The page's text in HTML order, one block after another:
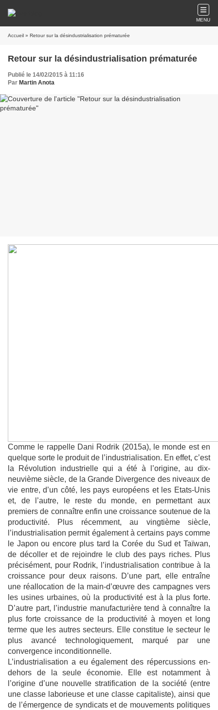
MENU
Accueil » Retour sur la désindustrialisation prématurée
Retour sur la désindustrialisation prématurée
Publié le 14/02/2015 à 11:16
Par Martin Anota
Comme le rappelle Dani Rodrik (2015a), le monde est en
quelque sorte le produit de l’industrialisation. En effet, c’est
la Révolution industrielle qui a été à l’origine, au dix-
neuvième siècle, de la Grande Divergence des niveaux de
vie entre, d’un côté, les pays européens et les Etats-Unis
et, de l’autre, le reste du monde, en permettant aux
premiers de connaître enfin une croissance soutenue de la
productivité. Plus récemment, au vingtième siècle,
l’industrialisation permit également à certains pays comme
le Japon ou encore plus tard la Corée du Sud et Taïwan,
de décoller et de rejoindre le club des pays riches. Plus
précisément, pour Rodrik, l’industrialisation contribue à la
croissance pour deux raisons. D’une part, elle entraîne
une réallocation de la main-d’œuvre des campagnes vers
les usines urbaines, où la productivité est à la plus forte.
D’autre part, l’industrie manufacturière tend à connaître la
plus forte croissance de la productivité à moyen et long
terme que les autres secteurs. Elle constitue le secteur le
plus avancé technologiquement, marqué par une
convergence inconditionnelle.
L’industrialisation a eu également des répercussions en-
dehors de la seule économie. Elle est notamment à
l’origine d’une nouvelle stratification de la société (entre
une classe laborieuse et une classe capitaliste), ainsi que
de l’émergence de syndicats et de mouvements politiques